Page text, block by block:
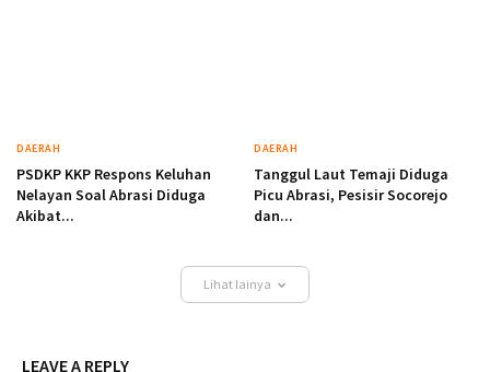
DAERAH
PSDKP KKP Respons Keluhan
Nelayan Soal Abrasi Diduga
Akibat...
DAERAH
Tanggul Laut Temaji Diduga
Picu Abrasi, Pesisir Socorejo
dan...
Lihat lainya
LEAVE A REPLY